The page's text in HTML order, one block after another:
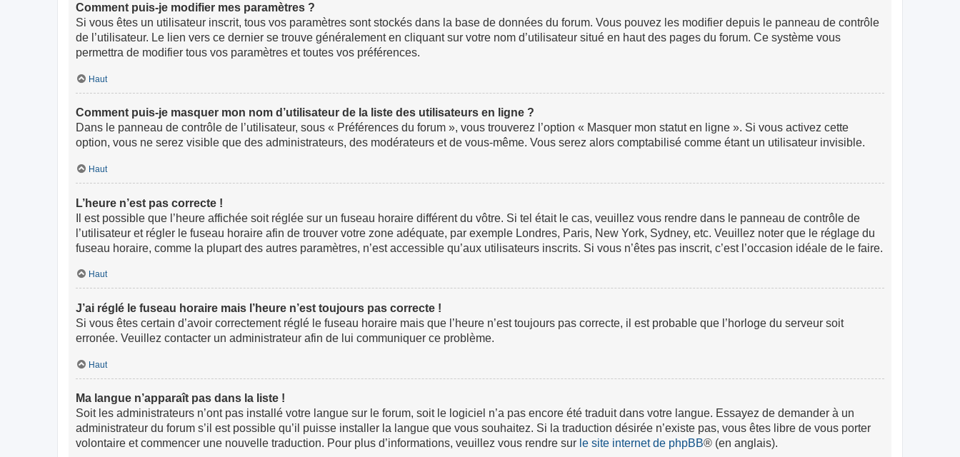
Comment puis-je modifier mes paramètres ?
Si vous êtes un utilisateur inscrit, tous vos paramètres sont stockés dans la base de données du forum. Vous pouvez les modifier depuis le panneau de contrôle
de l’utilisateur. Le lien vers ce dernier se trouve généralement en cliquant sur votre nom d’utilisateur situé en haut des pages du forum. Ce système vous
permettra de modifier tous vos paramètres et toutes vos préférences.
Haut
Comment puis-je masquer mon nom d’utilisateur de la liste des utilisateurs en ligne ?
Dans le panneau de contrôle de l’utilisateur, sous « Préférences du forum », vous trouverez l’option « Masquer mon statut en ligne ». Si vous activez cette
option, vous ne serez visible que des administrateurs, des modérateurs et de vous-même. Vous serez alors comptabilisé comme étant un utilisateur invisible.
Haut
L’heure n’est pas correcte !
Il est possible que l’heure affichée soit réglée sur un fuseau horaire différent du vôtre. Si tel était le cas, veuillez vous rendre dans le panneau de contrôle de
l’utilisateur et régler le fuseau horaire afin de trouver votre zone adéquate, par exemple Londres, Paris, New York, Sydney, etc. Veuillez noter que le réglage du
fuseau horaire, comme la plupart des autres paramètres, n’est accessible qu’aux utilisateurs inscrits. Si vous n’êtes pas inscrit, c’est l’occasion idéale de le faire.
Haut
J’ai réglé le fuseau horaire mais l’heure n’est toujours pas correcte !
Si vous êtes certain d’avoir correctement réglé le fuseau horaire mais que l’heure n’est toujours pas correcte, il est probable que l’horloge du serveur soit
erronée. Veuillez contacter un administrateur afin de lui communiquer ce problème.
Haut
Ma langue n’apparaît pas dans la liste !
Soit les administrateurs n’ont pas installé votre langue sur le forum, soit le logiciel n’a pas encore été traduit dans votre langue. Essayez de demander à un
administrateur du forum s’il est possible qu’il puisse installer la langue que vous souhaitez. Si la traduction désirée n’existe pas, vous êtes libre de vous porter
volontaire et commencer une nouvelle traduction. Pour plus d’informations, veuillez vous rendre sur le site internet de phpBB® (en anglais).